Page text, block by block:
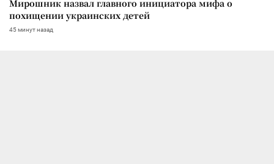
Мирошник назвал главного инициатора мифа о
похищении украинских детей
45 минут назад